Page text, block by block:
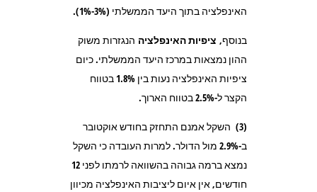
האינפלציה בתוך היעד הממשלתי (3%-1%).
בנוסף, ציפיות האינפלציה הנגזרות משוק
ההון נמצאות במרכז היעד הממשלתי. כיום
ציפיות האינפלציה נעות בין 1.8% בטווח
הקצר ל-2.5% בטווח הארוך.
(3) השקל אמנם התחזק בחודש אוקטובר
ב-2.9% מול הדולר. למרות העובדה כי השקל
נמצא ברמה גבוהה בהשוואה לרמתו לפני 12
חודשים, אין איום ליציבות האינפלציה מכיוון